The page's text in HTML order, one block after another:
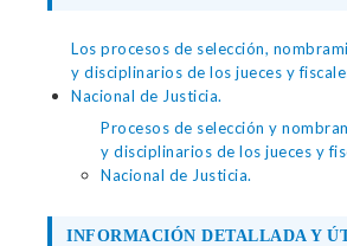
Los procesos de selección,
y disciplinarios de los jueces y
Nacional de Justicia.
Procesos de selección y
y disciplinarios de los jueces y
Nacional de Justicia.
INFORMACIÓN DETALLADA Y